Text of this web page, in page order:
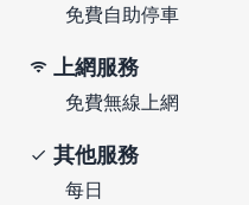
免費自助停車
上網服務
免費無線上網
其他服務
每日